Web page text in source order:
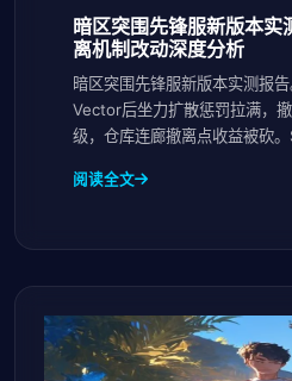
暗区突围先锋服新版本实
离机制改动深度分析
暗区突围先锋服新版本实测报
Vector后坐力扩散惩罚拉满，
级，仓库连廊撤离点收益被砍
阅读全文